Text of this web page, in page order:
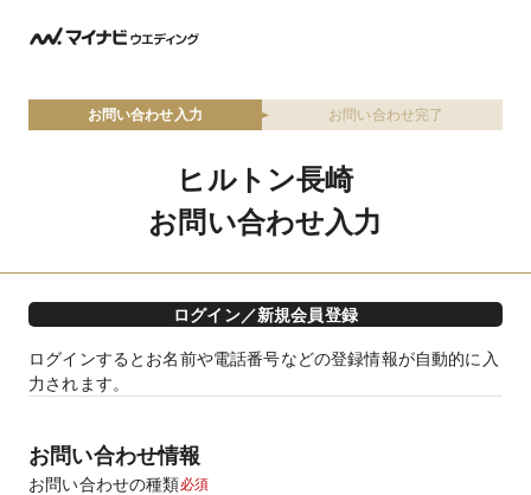
お問い合わせ入力 お問い合わせ完了
ヒルトン長崎
お問い合わせ入力
ログイン／新規会員登録
ログインするとお名前や電話番号などの登録情報が自動的に入
力されます。
お問い合わせ情報
お問い合わせの種類必須